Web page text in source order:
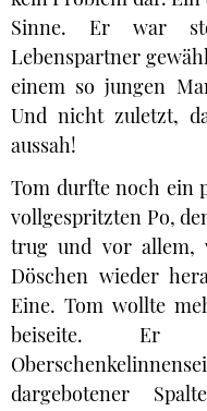
Sinne. Er war
Lebenspartner
einem so jungen
Und nicht zuletzt,
aussah!
Tom durfte noch ein
vollgespritzten Po,
trug und vor allem,
Döschen wieder
Eine. Tom wollte
beiseite. Er
dargebotener